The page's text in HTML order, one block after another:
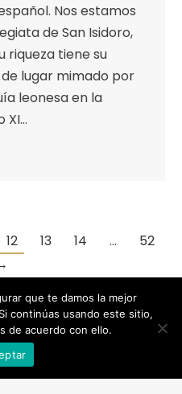
Nos estamos
de San Isidoro,
riqueza tiene su
lugar mimado por
leonesa en la
XI…
12 13 14 …
52
Graphics
|COOKIES |
que te damos la mejor
continúas usando este sitio,
de acuerdo con ello.